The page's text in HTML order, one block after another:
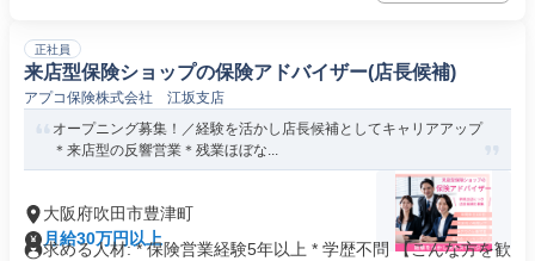
正社員
来店型保険ショップの保険アドバイザー(店長候補)
アプコ保険株式会社 江坂支店
オープニング募集！／経験を活かし店長候補としてキャリアアップ
＊来店型の反響営業＊残業ほぼな...
大阪府吹田市豊津町
月給30万円以上
求める人材: * 保険営業経験5年以上 * 学歴不問 【こんな方を歓